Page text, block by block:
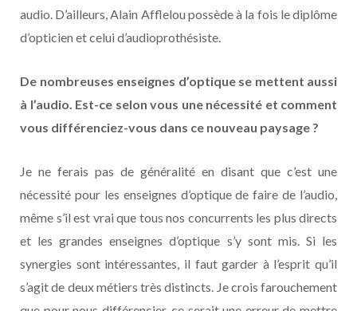
audio. D’ailleurs, Alain Afflelou possède à la fois le diplôme
d’opticien et celui d’audioprothésiste.
De nombreuses enseignes d’optique se mettent aussi
à l’audio. Est-ce selon vous une nécessité et comment
vous différenciez-vous dans ce nouveau paysage ?
Je ne ferais pas de généralité en disant que c’est une
nécessité pour les enseignes d’optique de faire de l’audio,
même s’il est vrai que tous nos concurrents les plus directs
et les grandes enseignes d’optique s’y sont mis. Si les
synergies sont intéressantes, il faut garder à l’esprit qu’il
s’agit de deux métiers très distincts. Je crois farouchement